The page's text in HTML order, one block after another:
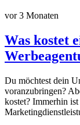
vor 3 Monaten
Was kostet
Du möchtest dein
voranzubringen?
kostet? Immerhin